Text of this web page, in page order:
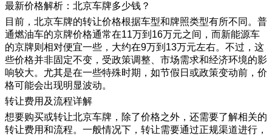
最新价格解析：北京车牌多少钱？
目前，北京车牌的转让价格根据车型和牌照类型有所不同。普
通燃油车的京牌价格通常在11万到16万元之间，而新能源车
的京牌则相对便宜一些，大约在9万到13万元左右。不过，这
些价格并非固定不变，受政策调整、市场需求和经济环境的影
响较大。尤其是在一些特殊时期，如节假日或政策变动前，价
格可能会出现明显波动。
转让费用及流程详解
想要购买或转让北京车牌，除了价格之外，还需要了解相关的
转让费用和流程。一般情况下，转让需要通过正规渠道进行，